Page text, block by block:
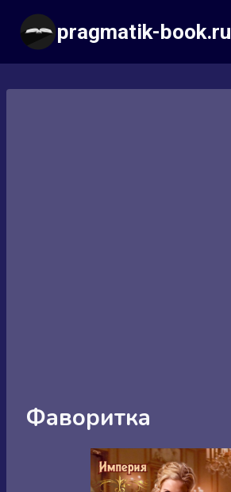
Перейти
содержимому
pragmatik-book.ru
Фаворитка